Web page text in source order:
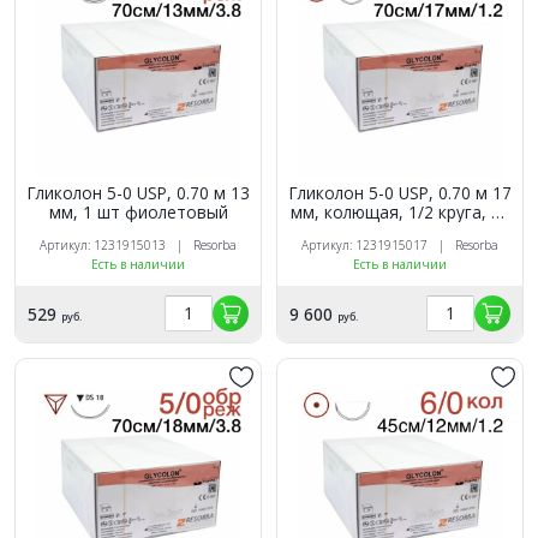
Гликолон 5-0 USP, 0.70 м 13
мм, 1 шт фиолетовый
Артикул: 1231915013 | Resorba
Есть в наличии
529 руб.
Гликолон 5-0 USP, 0.70 м 17
мм, колющая, 1/2 круга, 24
Артикул: 1231915017 | Resorba
Есть в наличии
9 600 руб.